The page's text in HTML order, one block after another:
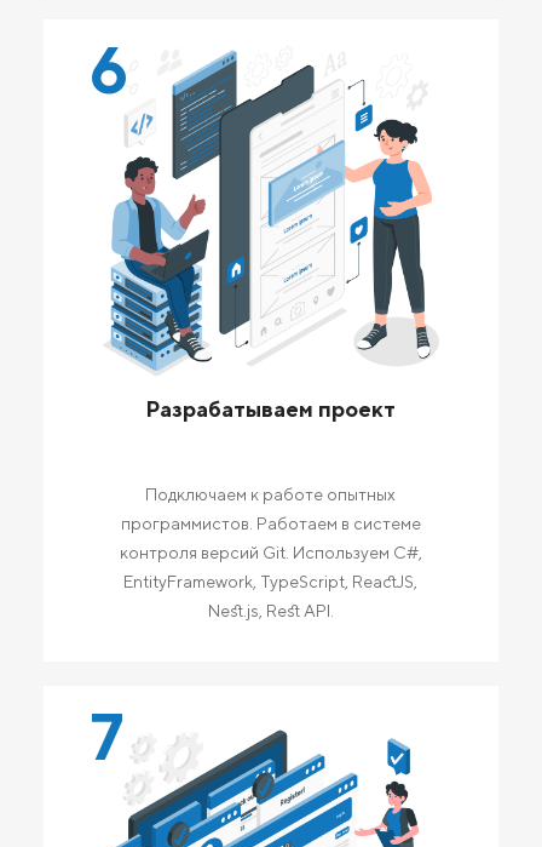
6
Разрабатываем проект
Подключаем к работе опытных
программистов. Работаем в системе
контроля версий Git. Используем C#,
EntityFramework, TypeScript, ReactJS,
Nest.js, Rest API.
7